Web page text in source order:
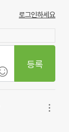
로그인하세요
등록